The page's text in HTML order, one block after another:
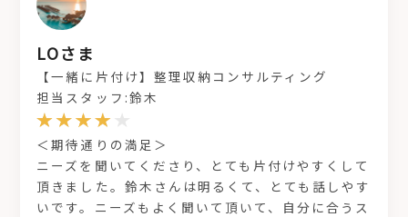
LOさま
【一緒に片付け】整理収納コンサルティング
担当スタッフ:鈴木
＜期待通りの満足＞
ニーズを聞いてくださり、とても片付けやすくして
頂きました。鈴木さんは明るくて、とても話しやす
いです。ニーズもよく聞いて頂いて、自分に合うス